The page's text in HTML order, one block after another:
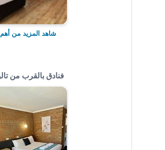
شاهد المزيد من
فنادق بالقرب من